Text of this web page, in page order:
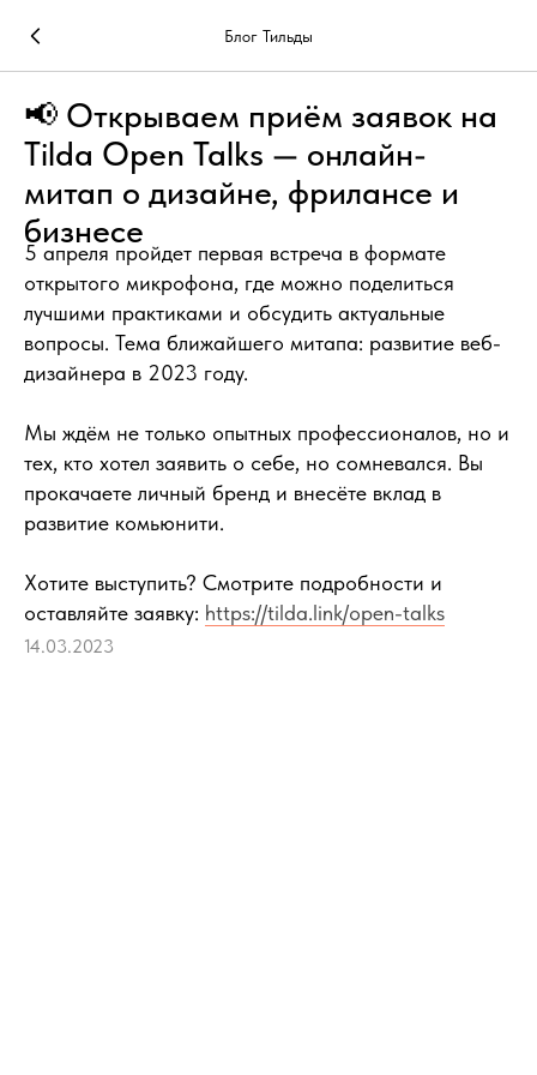
Блог Тильды
📢 Открываем приём заявок на
Tilda Open Talks — онлайн-
митап о дизайне, фрилансе и
бизнесе
5 апреля пройдет первая встреча в формате
открытого микрофона, где можно поделиться
лучшими практиками и обсудить актуальные
вопросы. Тема ближайшего митапа: развитие веб-
дизайнера в 2023 году.
Мы ждём не только опытных профессионалов, но и
тех, кто хотел заявить о себе, но сомневался. Вы
прокачаете личный бренд и внесёте вклад в
развитие комьюнити.
Хотите выступить? Смотрите подробности и
оставляйте заявку: https://tilda.link/open-talks
14.03.2023